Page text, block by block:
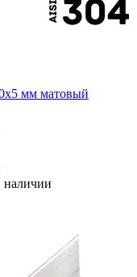
мм матовый
наличии